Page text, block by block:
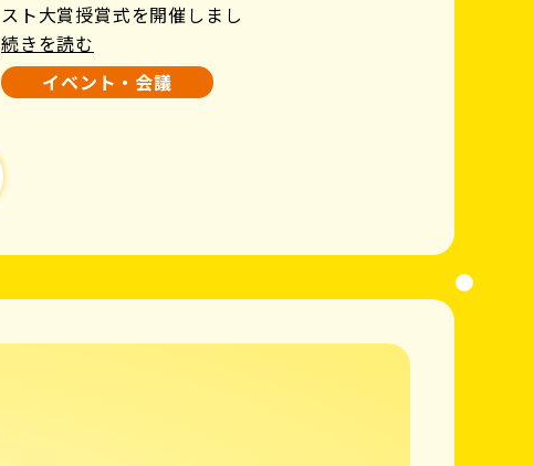
スト大賞授賞式を開催しまし
た！
続きを読む
イベント・会議